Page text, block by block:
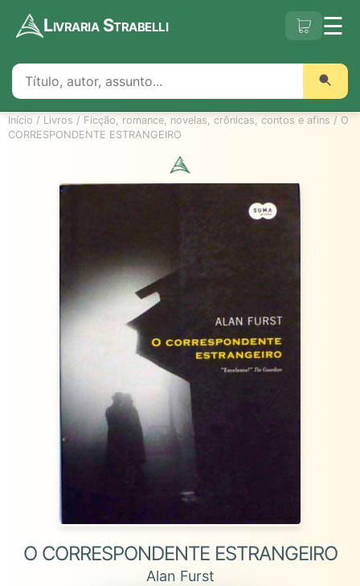
Livraria Strabelli ☰
Início / Livros / Ficção, romance, novelas, crônicas, contos e afins / O
CORRESPONDENTE ESTRANGEIRO
O CORRESPONDENTE ESTRANGEIRO
Alan Furst